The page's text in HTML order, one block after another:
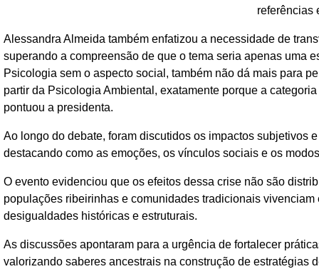
referências
Alessandra Almeida também enfatizou a necessidade de
superando a compreensão de que o tema seria apenas uma
Psicologia sem o aspecto social, também não dá mais para
partir da Psicologia Ambiental, exatamente porque a
pontuou a presidenta.
Ao longo do debate, foram discutidos os impactos subjetivos
destacando como as emoções, os vínculos sociais e os
O evento evidenciou que os efeitos dessa crise não são
populações ribeirinhas e comunidades tradicionais
desigualdades históricas e estruturais.
As discussões apontaram para a urgência de fortalecer
valorizando saberes ancestrais na construção de estratégias